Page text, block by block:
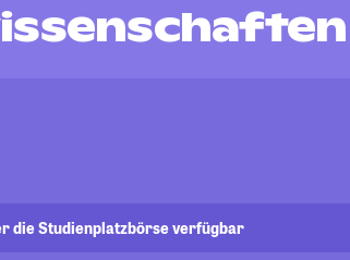
die Studienplatzbörse verfügbar